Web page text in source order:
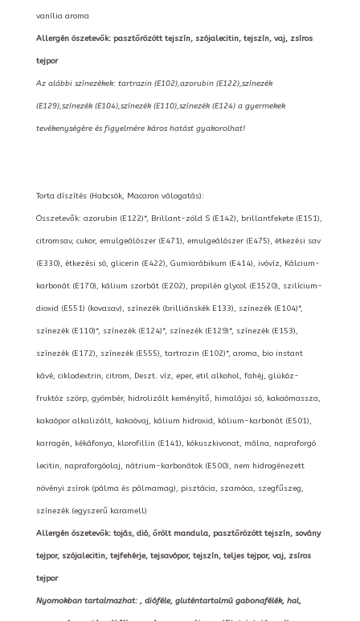
vanília aroma
Allergén öszetevők: pasztőrözött tejszín, szójalecitin, tejszín, vaj, zsíros
tejpor
Az alábbi színezékek: tartrazin (E102),azorubin (E122),színezék
(E129),színezék (E104),színezék (E110),színezék (E124) a gyermekek
tevékenységére és figyelmére káros hatást gyakorolhat!
Torta díszítés (Habcsók, Macaron válogatás):
Összetevők: azorubin (E122)*, Brillant-zöld S (E142), brillantfekete (E151),
citromsav, cukor, emulgeálószer (E471), emulgeálószer (E475), étkezési sav
(E330), étkezési só, glicerin (E422), Gumiarábikum (E414), ivóvíz, Kálcium-
karbonát (E170), kálium szorbát (E202), propilén glycol (E1520), szilícium-
dioxid (E551) (kovasav), színezék (brilliánskék E133), színezék (E104)*,
színezék (E110)*, színezék (E124)*, színezék (E129)*, színezék (E153),
színezék (E172), színezék (E555), tartrazin (E102)*, aroma, bio instant
kávé, ciklodextrin, citrom, Deszt. víz, eper, etil alkohol, fahéj, glükóz-
fruktóz szörp, gyömbér, hidrolizált keményítő, himalájai só, kakaómassza,
kakaópor alkalizált, kakaóvaj, kálium hidroxid, kálium-karbonát (E501),
karragén, kékáfonya, klorofillin (E141), kókuszkivonat, málna, napraforgó
lecitin, napraforgóolaj, nátrium-karbonátok (E500), nem hidrogénezett
növényi zsírok (pálma és pálmamag), pisztácia, szamóca, szegfűszeg,
színezék (egyszerű karamell)
Allergén öszetevők: tojás, dió, őrölt mandula, pasztőrözött tejszín, sovány
tejpor, szójalecitin, tejfehérje, tejsavópor, tejszín, teljes tejpor, vaj, zsíros
tejpor
Nyomokban tartalmazhat: , dióféle, gluténtartalmú gabonafélék, hal,